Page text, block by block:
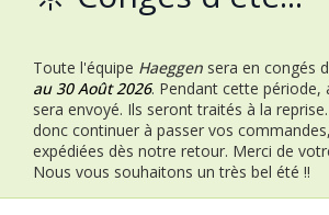
Toute l'équipe Haeggen sera en congés
au 30 Août 2026. Pendant cette période,
sera envoyé. Ils seront traités à la reprise.
donc continuer à passer vos
expédiées dès notre retour. Merci de
Nous vous souhaitons un très bel été !!